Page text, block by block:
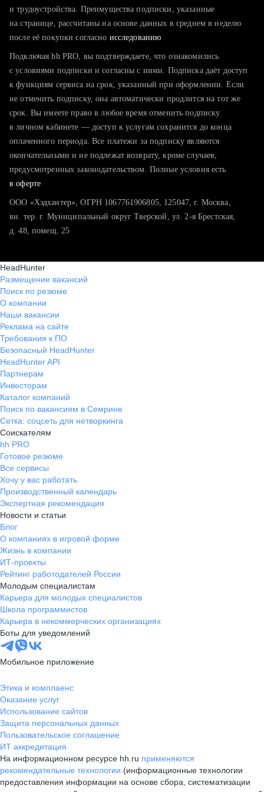
тратите много времени на поиск и вручную поднимаете
хотите сравнить себя с конкурентами и оценить шансы
и трудоустройства. Преимущества подписки, указанные
на странице, рассчитаны на основе данных в среднем в неделю
после её покупки согласно исследованию
Подключая hh PRO, вы подтверждаете, что ознакомились
с условиями подписки и согласны с ними. Подписка даёт доступ
к функциям сервиса на срок, указанный при оформлении. Если
не отменить подписку, она автоматически продлится на тот же
срок. Вы имеете право в любое время отменить подписку
в личном кабинете — доступ к услугам сохранится до конца
оплаченного периода. Все платежи за подписку являются
окончательными и не подлежат возврату, кроме случаев,
предусмотренных законодательством. Полные условия есть
в оферте
ООО «Хэдхантер», ОГРН 1067761906805, 125047, г. Москва,
вн. тер. г. Муниципальный округ Тверской, ул. 2-я Брестская,
д. 48, помещ. 25
HeadHunter
Размещение вакансий
Поиск по резюме
О компании
Наши вакансии
Реклама на сайте
Требования к ПО
Безопасный HeadHunter
HeadHunter API
Партнерам
Инвесторам
Каталог компаний
Поиск по вакансиям в Семрине
Сетка: соцсеть для нетворкинга
Соискателям
hh PRO
Готовое резюме
Все сервисы
Хочу у вас работать
Производственный календарь
Экспертная рекомендация
Новости и статьи
Блог
О компаниях в игровой форме
Жизнь в компании
ИТ-проекты
Рейтинг работодателей России
Молодым специалистам
Карьера для молодых специалистов
Школа программистов
Карьера в некоммерческих организациях
Боты для уведомлений
Мобильное приложение
Этика и комплаенс
Оказание услуг
Использование сайтов
Защита персональных данных
Пользовательское соглашение
ИТ аккредитация
На информационном ресурсе hh.ru применяются
рекомендательные технологии (информационные технологии
предоставления информации на основе сбора, систематизации